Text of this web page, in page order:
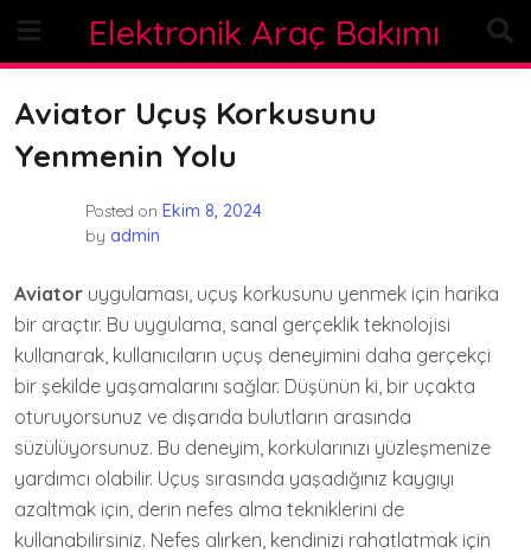
content
Elektronik Araç Bakımı
Aviator Uçuş Korkusunu
Yenmenin Yolu
Posted on Ekim 8, 2024
by admin
Aviator uygulaması, uçuş korkusunu yenmek için harika
bir araçtır. Bu uygulama, sanal gerçeklik teknolojisi
kullanarak, kullanıcıların uçuş deneyimini daha gerçekçi
bir şekilde yaşamalarını sağlar. Düşünün ki, bir uçakta
oturuyorsunuz ve dışarıda bulutların arasında
süzülüyorsunuz. Bu deneyim, korkularınızı yüzleşmenize
yardımcı olabilir. Uçuş sırasında yaşadığınız kaygıyı
azaltmak için, derin nefes alma tekniklerini de
kullanabilirsiniz. Nefes alırken, kendinizi rahatlatmak için